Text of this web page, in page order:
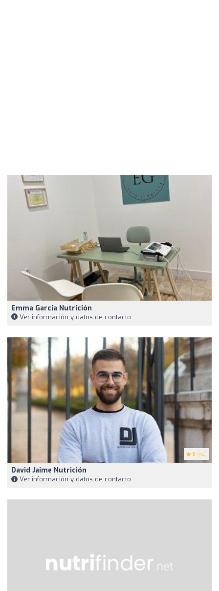
Emma Garcia Nutrición
Ver información y datos de contacto
5 (42)
David Jaime Nutrición
Ver información y datos de contacto